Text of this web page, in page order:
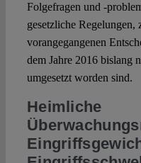
Folgefragen und
gesetzliche Regelungen,
vorangegangenen
dem Jahre 2016 bislang
umgesetzt worden sind.
Heimliche